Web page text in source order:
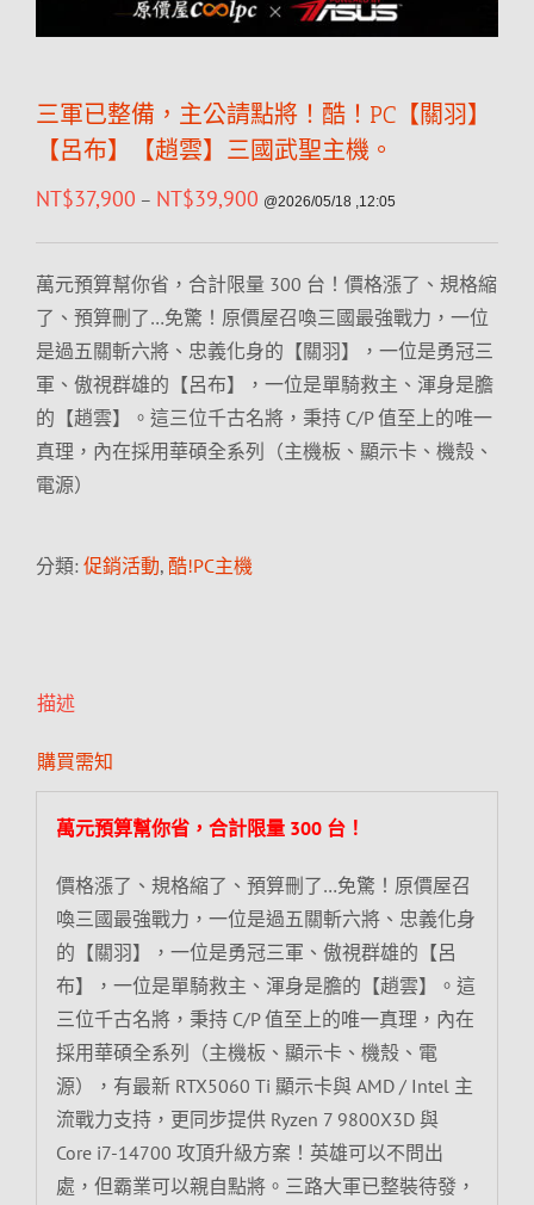
三軍已整備，主公請點將！酷！PC【關羽】
【呂布】【趙雲】三國武聖主機。
NT$37,900 – NT$39,900 @2026/05/18 ,12:05
萬元預算幫你省，合計限量 300 台！價格漲了、規格縮
了、預算刪了…免驚！原價屋召喚三國最強戰力，一位
是過五關斬六將、忠義化身的【關羽】，一位是勇冠三
軍、傲視群雄的【呂布】，一位是單騎救主、渾身是膽
的【趙雲】。這三位千古名將，秉持 C/P 值至上的唯一
真理，內在採用華碩全系列（主機板、顯示卡、機殼、
電源）
分類: 促銷活動, 酷!PC主機
描述
購買需知
萬元預算幫你省，合計限量 300 台！
價格漲了、規格縮了、預算刪了…免驚！原價屋召
喚三國最強戰力，一位是過五關斬六將、忠義化身
的【關羽】，一位是勇冠三軍、傲視群雄的【呂
布】，一位是單騎救主、渾身是膽的【趙雲】。這
三位千古名將，秉持 C/P 值至上的唯一真理，內在
採用華碩全系列（主機板、顯示卡、機殼、電
源），有最新 RTX5060 Ti 顯示卡與 AMD / Intel 主
流戰力支持，更同步提供 Ryzen 7 9800X3D 與
Core i7-14700 攻頂升級方案！英雄可以不問出
處，但霸業可以親自點將。三路大軍已整裝待發，